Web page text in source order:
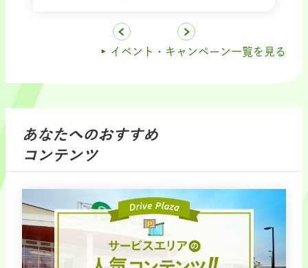
イベント・キャンペーン一覧を見る
あなたへのおすすめ
コンテンツ